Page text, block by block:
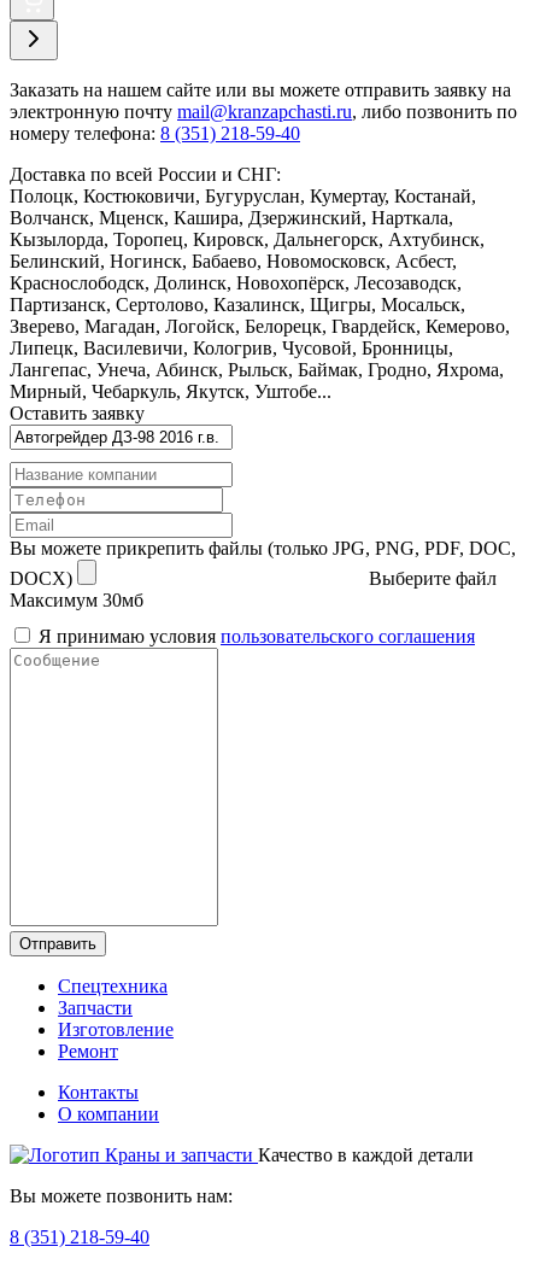
Заказать на нашем сайте или вы можете отправить заявку на
электронную почту mail@kranzapchasti.ru, либо позвонить по
номеру телефона: 8 (351) 218-59-40
Доставка по всей России и СНГ:
Полоцк, Костюковичи, Бугуруслан, Кумертау, Костанай,
Волчанск, Мценск, Кашира, Дзержинский, Нарткала,
Кызылорда, Торопец, Кировск, Дальнегорск, Ахтубинск,
Белинский, Ногинск, Бабаево, Новомосковск, Асбест,
Краснослободск, Долинск, Новохопёрск, Лесозаводск,
Партизанск, Сертолово, Казалинск, Щигры, Мосальск,
Зверево, Магадан, Логойск, Белорецк, Гвардейск, Кемерово,
Липецк, Василевичи, Кологрив, Чусовой, Бронницы,
Лангепас, Унеча, Абинск, Рыльск, Баймак, Гродно, Яхрома,
Мирный, Чебаркуль, Якутск, Уштобе...
Оставить заявку
Вы можете прикрепить файлы (только JPG, PNG, PDF, DOC,
DOCX)
Выберите файл
Максимум 30мб
Я принимаю условия пользовательского соглашения
Отправить
Спецтехника
Запчасти
Изготовление
Ремонт
Контакты
О компании
Качество в каждой детали
Вы можете позвонить нам:
8 (351) 218-59-40